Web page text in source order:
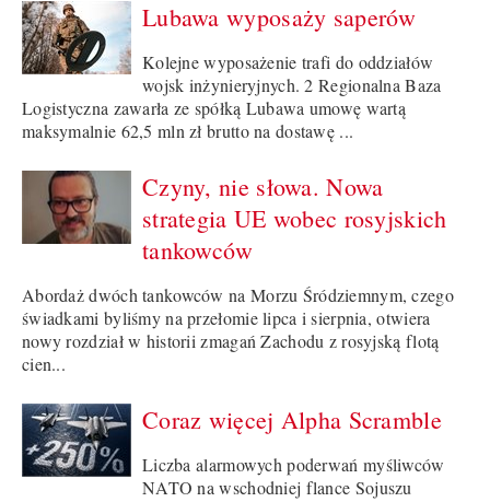
Lubawa wyposaży saperów
Kolejne wyposażenie trafi do oddziałów
wojsk inżynieryjnych. 2 Regionalna Baza
Logistyczna zawarła ze spółką Lubawa umowę wartą
maksymalnie 62,5 mln zł brutto na dostawę ...
Czyny, nie słowa. Nowa
strategia UE wobec rosyjskich
tankowców
Abordaż dwóch tankowców na Morzu Śródziemnym, czego
świadkami byliśmy na przełomie lipca i sierpnia, otwiera
nowy rozdział w historii zmagań Zachodu z rosyjską flotą
cien...
Coraz więcej Alpha Scramble
Liczba alarmowych poderwań myśliwców
NATO na wschodniej flance Sojuszu